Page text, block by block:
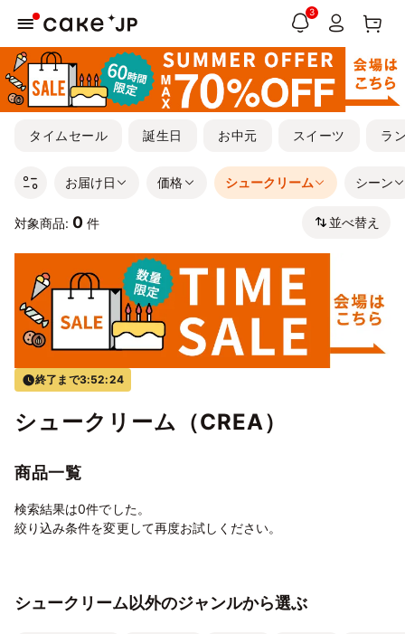
3
タイムセール 誕生日 お中元 スイーツ ラ
お届け日 価格 シュークリーム シーン
対象商品: 0 件 並べ替え
終了まで3:52:24
シュークリーム（CREA）
商品一覧
検索結果は0件でした。
絞り込み条件を変更して再度お試しください。
シュークリーム以外のジャンルから選ぶ